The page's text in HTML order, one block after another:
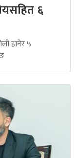
६
हानेर ५